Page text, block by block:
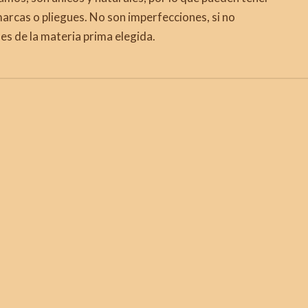
o pliegues. No son imperfecciones, si no
de la materia prima elegida.